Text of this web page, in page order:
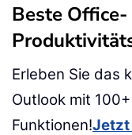
Beste Office-
Erleben Sie das
Outlook mit
Funktionen!Jetzt